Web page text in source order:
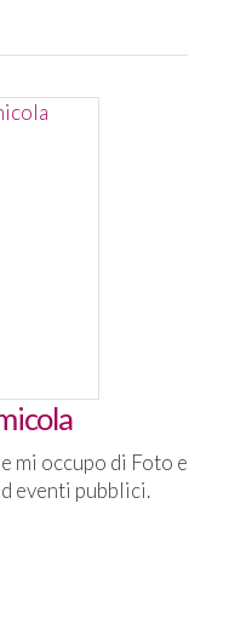
mi occupo di Foto e
eventi pubblici.